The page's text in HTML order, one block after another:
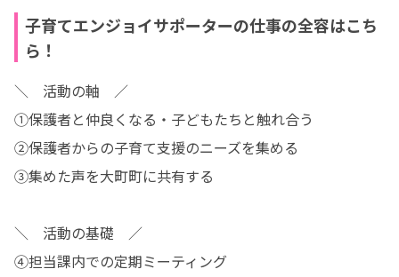
子育てエンジョイサポーターの仕事の全容はこち
ら！
＼　活動の軸　／
①保護者と仲良くなる・子どもたちと触れ合う
②保護者からの子育て支援のニーズを集める
③集めた声を大町町に共有する
＼　活動の基礎　／
④担当課内での定期ミーティング